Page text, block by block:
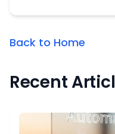
Back to Home
Recent